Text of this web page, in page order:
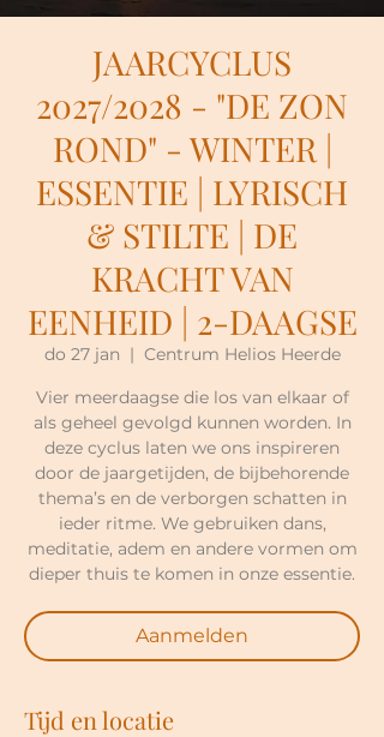
JAARCYCLUS
2027/2028 - "DE ZON
ROND" - WINTER |
ESSENTIE | LYRISCH
& STILTE | DE
KRACHT VAN
EENHEID | 2-DAAGSE
do 27 jan
  |
Centrum Helios Heerde
Vier meerdaagse die los van elkaar of
als geheel gevolgd kunnen worden. In
deze cyclus laten we ons inspireren
door de jaargetijden, de bijbehorende
thema’s en de verborgen schatten in
ieder ritme. We gebruiken dans,
meditatie, adem en andere vormen om
dieper thuis te komen in onze essentie.
Aanmelden
Tijd en locatie